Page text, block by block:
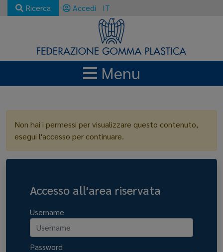
Ricerca Accedi IT
Menu
Non hai i permessi per visualizzare questo contenuto,
esegui l'accesso per continuare.
Accesso all'area riservata
Username
Password